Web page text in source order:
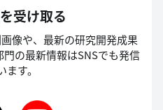
受け取る
像や、最新の研究開発成果
の最新情報はSNSでも発信
ます。